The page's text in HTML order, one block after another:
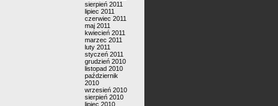
sierpień 2011
lipiec 2011
czerwiec 2011
maj 2011
kwiecień 2011
marzec 2011
luty 2011
styczeń 2011
grudzień 2010
listopad 2010
październik
2010
wrzesień 2010
sierpień 2010
lipiec 2010